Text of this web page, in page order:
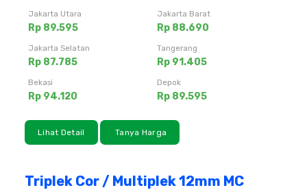
Jakarta Utara
Rp 89.595
Jakarta Barat
Rp 88.690
Jakarta Selatan
Rp 87.785
Tangerang
Rp 91.405
Bekasi
Rp 94.120
Depok
Rp 89.595
Lihat Detail Tanya Harga
Triplek Cor / Multiplek 12mm MC